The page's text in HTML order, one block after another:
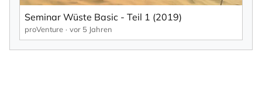
Seminar Wüste Basic - Teil 1 (2019)
proVenture vor 5 Jahren